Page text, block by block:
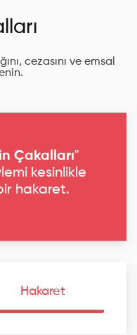
cezasını ve emsal
Çakalları"
kesinlikle
hakaret.
Hakaret